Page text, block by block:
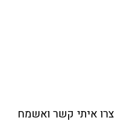
צרו איתי קשר ואשמח